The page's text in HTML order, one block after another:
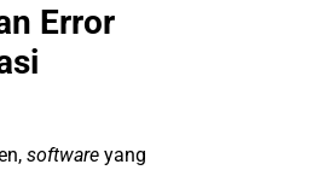
Error
software yang